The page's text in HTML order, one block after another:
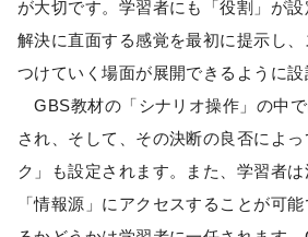
が大切です。学習者にも「役割」が
解決に直面する感覚を最初に提示し
つけていく場面が展開できるように設
GBS教材の「シナリオ操作」の中
され、そして、その決断の良否によ
ク」も設定されます。また、学習者は
「情報源」にアクセスすることが可